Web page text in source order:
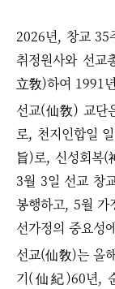
2026년, 창교 35
취정원사와 선교
立敎)하여 1991
선교(仙敎) 교단
로, 천지인합일
旨)로, 신성회복
3월 3일 선교 창
봉행하고, 5월 가
선가정의 중요성
선교(仙敎)는 올
기(仙紀)60년,